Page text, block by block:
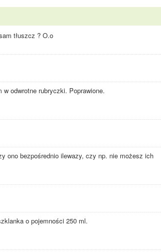
tłuszcz ? O.o
w odwrotne rubryczki. Poprawione.
ono bezpośrednio ilewazy, czy np. nie możesz ich
o pojemności 250 ml.